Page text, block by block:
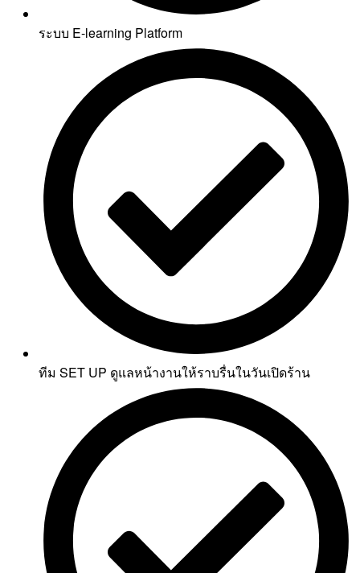
ระบบ E-learning Platform
ทีม SET UP ดูแลหน้างานให้ราบรื่นในวันเปิดร้าน